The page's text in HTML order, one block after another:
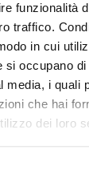
funzionalità
traffico.
in cui
si occupano
media, i quali
che hai
dei loro
è il
piena di